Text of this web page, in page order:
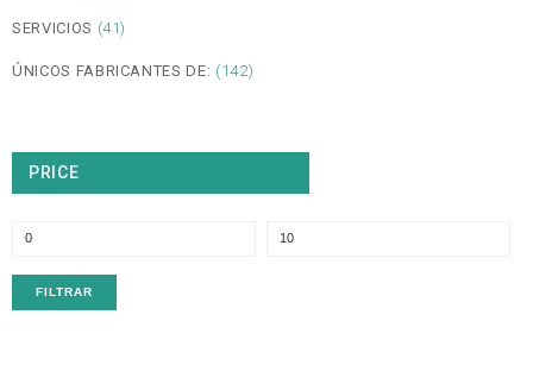
SERVICIOS (41)
ÚNICOS FABRICANTES DE: (142)
PRICE
FILTRAR